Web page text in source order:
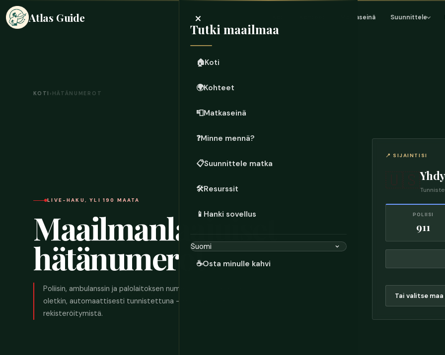
Atlas Guide Matkaseinä Suunnittele
×
Tutki maailmaa
🏠Koti
🌍Kohteet
📮Matkaseinä
❓Minne mennä?
📋Suunnittele matka
🛠️Resurssit
📱 Hanki sovellus
☕Osta minulle kahvi
KOTI › HÄTÄNUMEROT
LIVE-HAKU, YLI 190 MAATA
Maailmanlaajuiset
hätänumerot
Poliisin, ambulanssin ja palolaitoksen numero missä tahansa
oletkin, automaattisesti tunnistettuna – ei sovellusta tai
rekisteröitymistä.
📍 SIJAINTISI
🇺🇸
POLIISI
911